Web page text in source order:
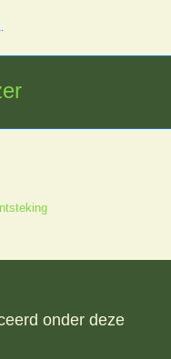
.
onder deze